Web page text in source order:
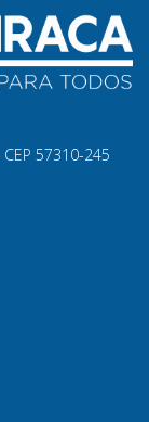
57310-245